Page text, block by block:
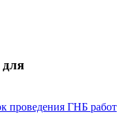
проведения ГНБ работ